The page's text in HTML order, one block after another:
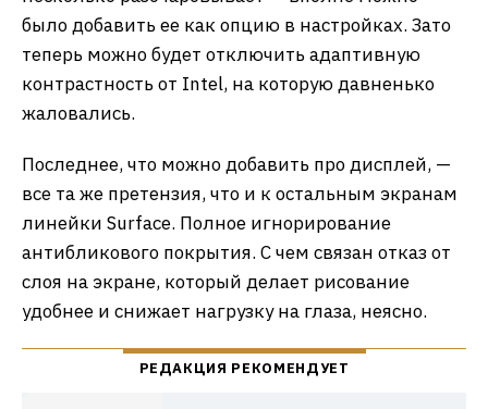
было добавить ее как опцию в настройках. Зато
теперь можно будет отключить адаптивную
контрастность от Intel, на которую давненько
жаловались.
Последнее, что можно добавить про дисплей, —
все та же претензия, что и к остальным экранам
линейки Surface. Полное игнорирование
антибликового покрытия. С чем связан отказ от
слоя на экране, который делает рисование
удобнее и снижает нагрузку на глаза, неясно.